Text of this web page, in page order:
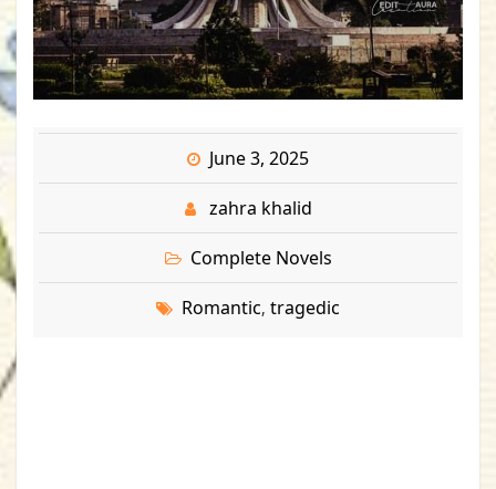
June 3, 2025
zahra khalid
Complete Novels
Romantic, tragedic